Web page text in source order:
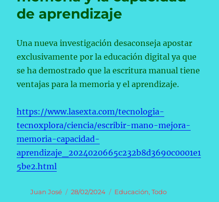
de aprendizaje
Una nueva investigación desaconseja apostar
exclusivamente por la educación digital ya que
se ha demostrado que la escritura manual tiene
ventajas para la memoria y el aprendizaje.
https://www.lasexta.com/tecnologia-
tecnoxplora/ciencia/escribir-mano-mejora-
memoria-capacidad-
aprendizaje_2024020665c232b8d3690c0001e1
5be2.html
Autor
Juan José
Publicado
28/02/2024 Categorías
Educación,Todo